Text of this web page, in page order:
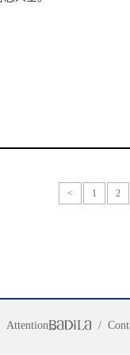
< 1 2
Attention